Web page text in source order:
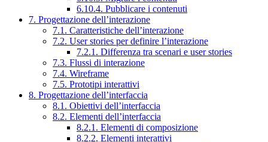
6.10.4. Pubblicare i contenuti
7. Progettazione dell’interazione
7.1. Caratteristiche dell’interazione
7.2. User stories per definire l’interazione
7.2.1. Differenza tra scenari e user stories
7.3. Flussi di interazione
7.4. Wireframe
7.5. Prototipi interattivi
8. Progettazione dell’interfaccia
8.1. Obiettivi dell’interfaccia
8.2. Elementi dell’interfaccia
8.2.1. Elementi di composizione
8.2.2. Elementi interattivi